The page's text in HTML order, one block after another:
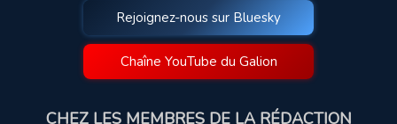
Rejoignez-nous sur Bluesky
Chaîne YouTube du Galion
CHEZ LES MEMBRES DE LA RÉDACTION